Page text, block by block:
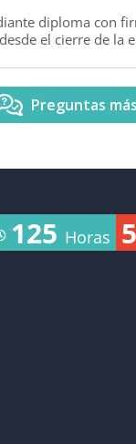
diploma con
el cierre de la
Preguntas
125 Horas 5